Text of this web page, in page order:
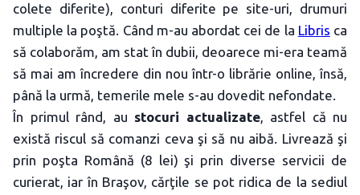
colete diferite), conturi diferite pe site-uri, drumuri
multiple la poştă. Când m-au abordat cei de la Libris ca
să colaborăm, am stat în dubii, deoarece mi-era teamă
să mai am încredere din nou într-o librărie online, însă,
până la urmă, temerile mele s-au dovedit nefondate.
În primul rând, au stocuri actualizate, astfel că nu
există riscul să comanzi ceva şi să nu aibă. Livrează şi
prin poşta Română (8 lei) şi prin diverse servicii de
curierat, iar în Braşov, cărţile se pot ridica de la sediul